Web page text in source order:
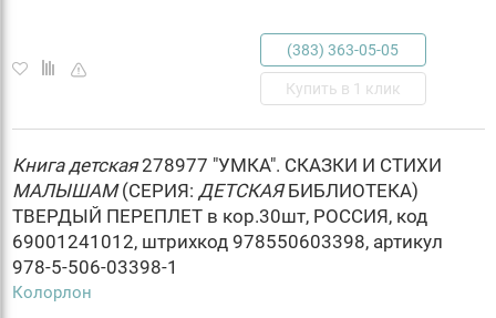
(383) 363-05-05
Купить в 1 клик
Книга детская278977 "УМКА". СКАЗКИ И СТИХИ
МАЛЫШАМ(СЕРИЯ: ДЕТСКАЯБИБЛИОТЕКА)
ТВЕРДЫЙ ПЕРЕПЛЕТ в кор.30шт, РОССИЯ, код
69001241012, штрихкод 978550603398, артикул
978-5-506-03398-1
Колорлон